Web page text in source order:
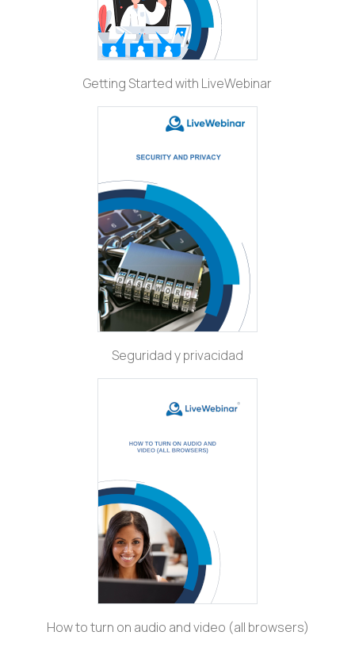
Getting Started with LiveWebinar
Seguridad y privacidad
How to turn on audio and video (all browsers)